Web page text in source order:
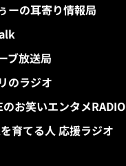
ーの耳寄り情報局
ブ放送局
のラジオ
のお笑いエンタメRADIO
育てる人 応援ラジオ